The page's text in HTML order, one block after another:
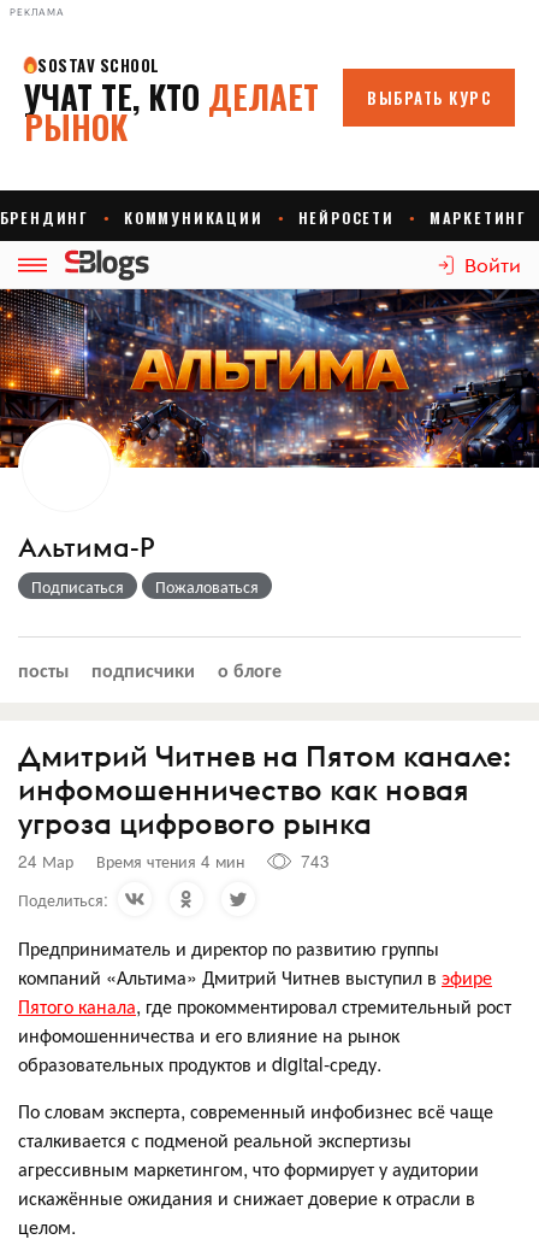
РЕКЛАМА
Войти
Альтима-Р
Подписаться Пожаловаться
посты подписчики о блоге
Дмитрий Читнев на Пятом канале:
инфомошенничество как новая
угроза цифрового рынка
24 Мар Время чтения 4 мин
743
Поделиться:
Предприниматель и директор по развитию группы
компаний «Альтима» Дмитрий Читнев выступил в эфире
Пятого канала, где прокомментировал стремительный рост
инфомошенничества и его влияние на рынок
образовательных продуктов и digital-среду.
По словам эксперта, современный инфобизнес всё чаще
сталкивается с подменой реальной экспертизы
агрессивным маркетингом, что формирует у аудитории
искажённые ожидания и снижает доверие к отрасли в
целом.